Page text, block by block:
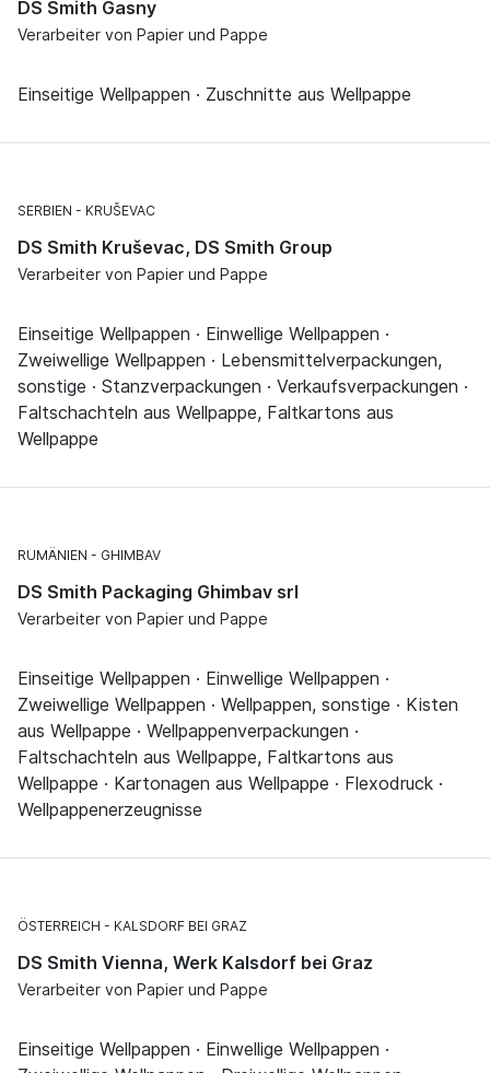
DS Smith Gasny
Verarbeiter von Papier und Pappe
Einseitige Wellpappen · Zuschnitte aus Wellpappe
SERBIEN KRUŠEVAC
DS Smith Kruševac, DS Smith Group
Verarbeiter von Papier und Pappe
Einseitige Wellpappen · Einwellige Wellpappen ·
Zweiwellige Wellpappen · Lebensmittelverpackungen,
sonstige · Stanzverpackungen · Verkaufsverpackungen ·
Faltschachteln aus Wellpappe, Faltkartons aus
Wellpappe
RUMÄNIEN GHIMBAV
DS Smith Packaging Ghimbav srl
Verarbeiter von Papier und Pappe
Einseitige Wellpappen · Einwellige Wellpappen ·
Zweiwellige Wellpappen · Wellpappen, sonstige · Kisten
aus Wellpappe · Wellpappenverpackungen ·
Faltschachteln aus Wellpappe, Faltkartons aus
Wellpappe · Kartonagen aus Wellpappe · Flexodruck ·
Wellpappenerzeugnisse
ÖSTERREICH KALSDORF BEI GRAZ
DS Smith Vienna, Werk Kalsdorf bei Graz
Verarbeiter von Papier und Pappe
Einseitige Wellpappen · Einwellige Wellpappen ·